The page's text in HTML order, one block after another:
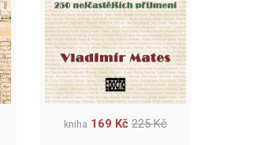
kniha 169 Kč 225 Kč